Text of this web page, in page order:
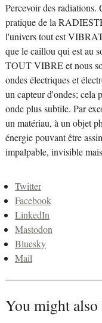
Percevoir des radiations.
pratique de la
l'univers tout est
que le caillou qui est au
TOUT VIBRE et nous
ondes électriques et
un capteur d'ondes; cela
onde plus subtile. Par
un matériau, à un objet
énergie pouvant être
impalpable, invisible
Twitter
Facebook
LinkedIn
Mastodon
Bluesky
Mail
You might